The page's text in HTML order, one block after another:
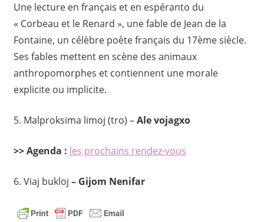
Une lecture en français et en espéranto du
« Corbeau et le Renard », une fable de Jean de la
Fontaine, un célèbre poète français du 17ème siècle.
Ses fables mettent en scène des animaux
anthropomorphes et contiennent une morale
explicite ou implicite.
5. Malproksima limoj (tro) –Ale vojagxo
>> Agenda : les prochains rendez-vous
6. Viaj bukloj – Gijom Nenifar